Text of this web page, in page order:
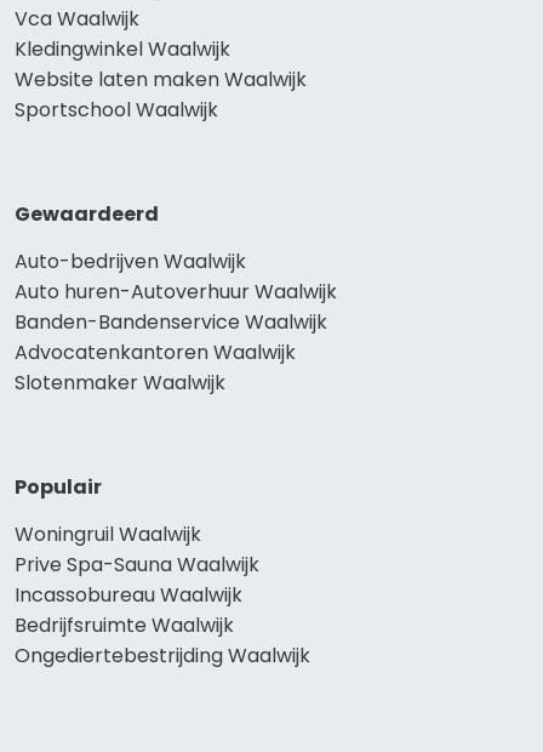
Vca Waalwijk
Kledingwinkel Waalwijk
Website laten maken Waalwijk
Sportschool Waalwijk
Gewaardeerd
Auto-bedrijven Waalwijk
Auto huren-Autoverhuur Waalwijk
Banden-Bandenservice Waalwijk
Advocatenkantoren Waalwijk
Slotenmaker Waalwijk
Populair
Woningruil Waalwijk
Prive Spa-Sauna Waalwijk
Incassobureau Waalwijk
Bedrijfsruimte Waalwijk
Ongediertebestrijding Waalwijk